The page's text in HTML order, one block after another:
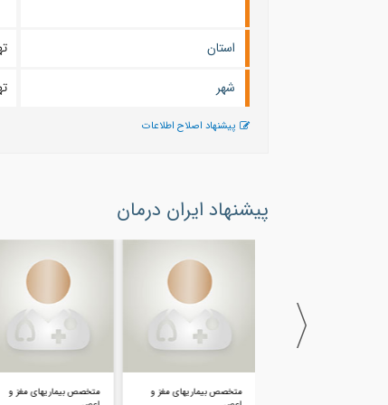
استان
شهر
پیشنهاد اصلاح اطلاعات
پیشنهاد ایران درمان
متخصص بیماریهای مغز و
متخصص بیماریهای مغز و